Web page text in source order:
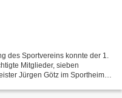
des Sportvereins konnte der 1.
Mitglieder, sieben
Jürgen Götz im Sportheim